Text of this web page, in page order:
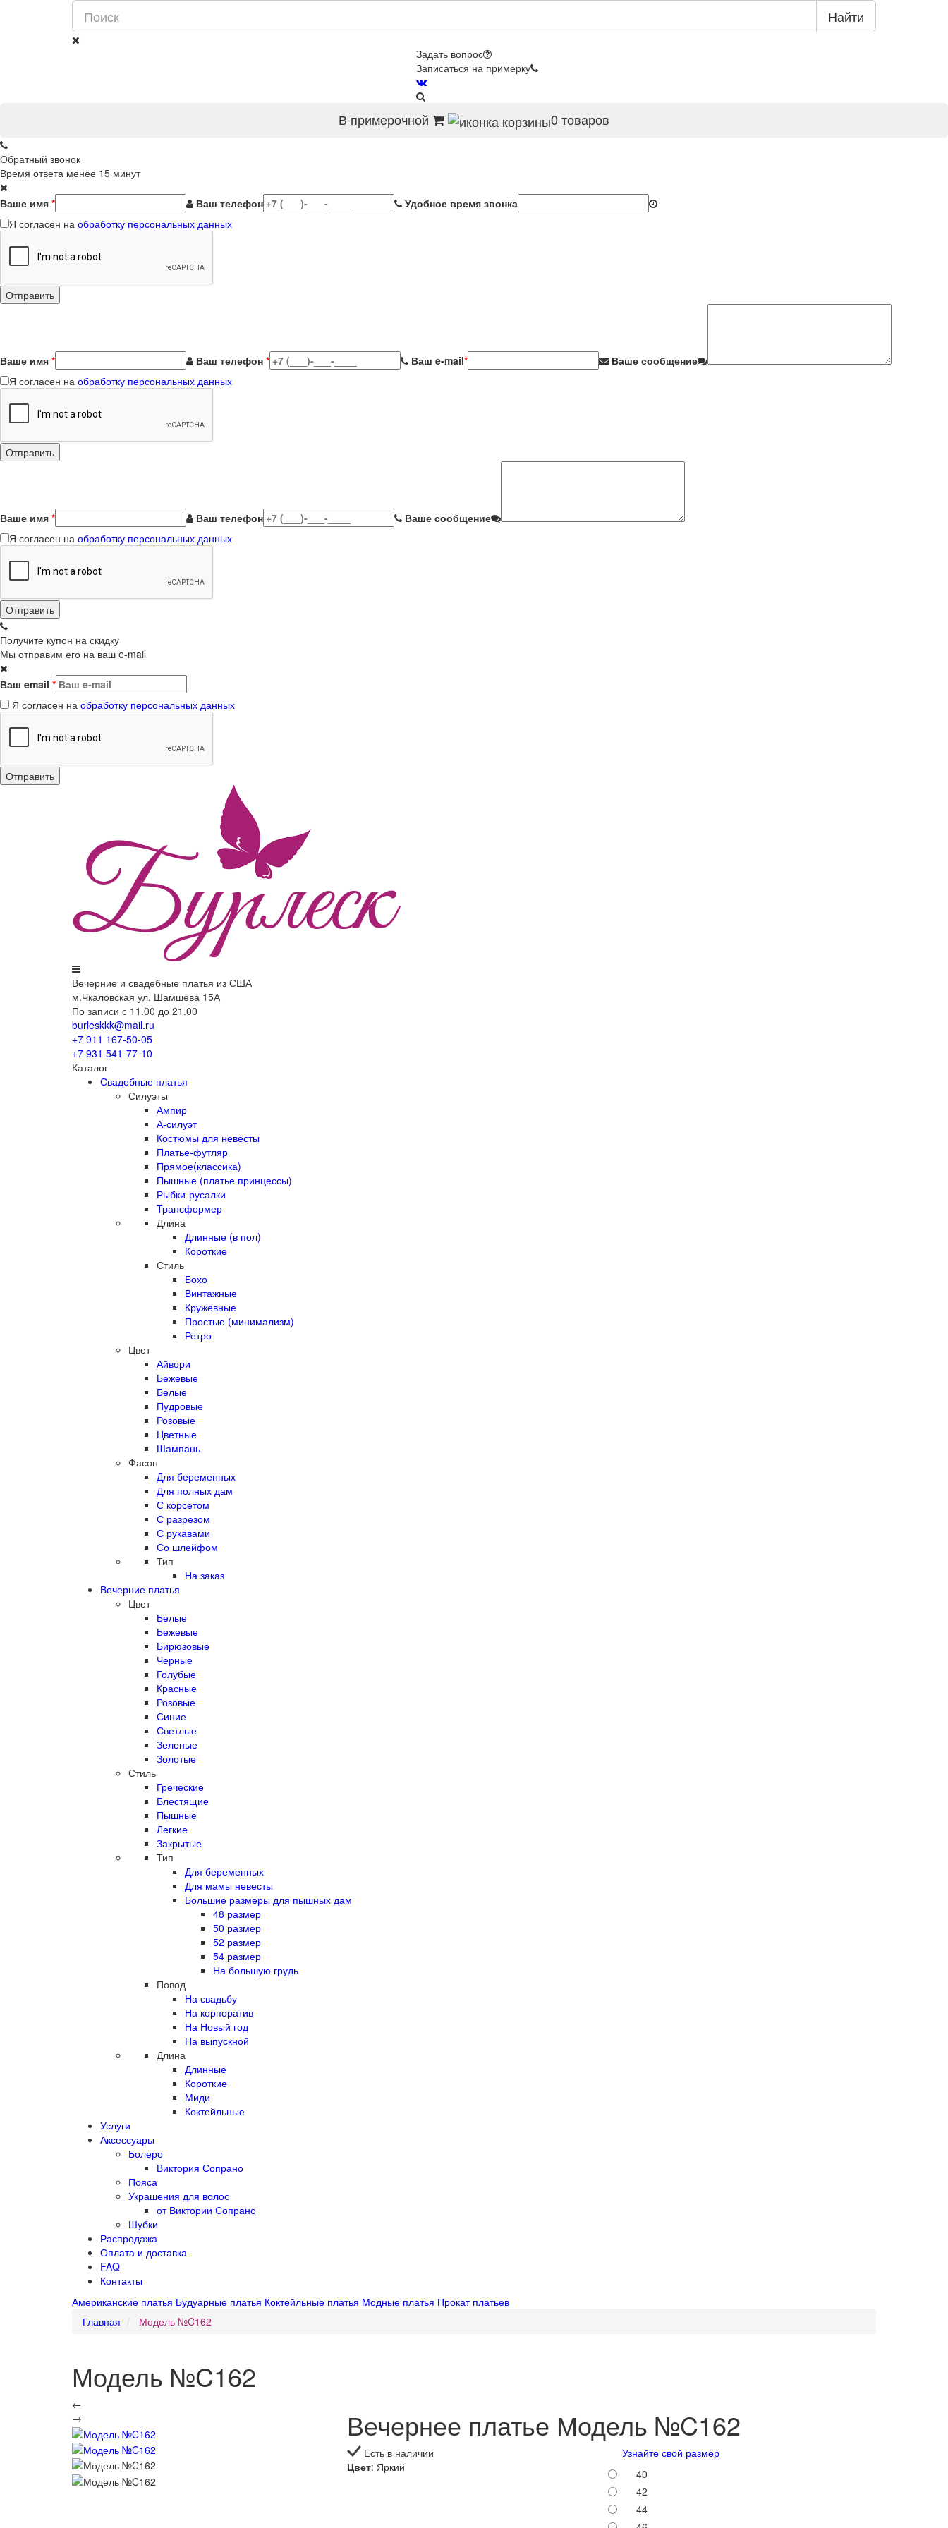
Найти
Задать вопрос
Записаться на примерку
В примерочной 0 товаров
Обратный звонок
Время ответа менее 15 минут
Ваше имя * Ваш телефон
Удобное время звонка
Я согласен на обработку персональных данных
Ваше имя * Ваш телефон * Ваш e-mail*
Ваше сообщение
Я согласен на обработку персональных данных
Ваше имя * Ваш телефон
Ваше сообщение
Я согласен на обработку персональных данных
Получите купон на скидку
Мы отправим его на ваш e-mail
Ваш email *
Я согласен на обработку персональных данных
Вечерние и свадебные платья из США
м.Чкаловская ул. Шамшева 15А
По записи с 11.00 до 21.00
burleskkk@mail.ru
+7 911 167-50-05
+7 931 541-77-10
Каталог
Свадебные платья
Силуэты
Ампир
А-силуэт
Костюмы для невесты
Платье-футляр
Прямое(классика)
Пышные (платье принцессы)
Рыбки-русалки
Трансформер
Длина
Длинные (в пол)
Короткие
Стиль
Бохо
Винтажные
Кружевные
Простые (минимализм)
Ретро
Цвет
Айвори
Бежевые
Белые
Пудровые
Розовые
Цветные
Шампань
Фасон
Для беременных
Для полных дам
С корсетом
С разрезом
С рукавами
Со шлейфом
Тип
На заказ
Вечерние платья
Цвет
Белые
Бежевые
Бирюзовые
Черные
Голубые
Красные
Розовые
Синие
Светлые
Зеленые
Золотые
Стиль
Греческие
Блестящие
Пышные
Легкие
Закрытые
Тип
Для беременных
Для мамы невесты
Большие размеры для пышных дам
48 размер
50 размер
52 размер
54 размер
На большую грудь
Повод
На свадьбу
На корпоратив
На Новый год
На выпускной
Длина
Длинные
Короткие
Миди
Коктейльные
Услуги
Аксессуары
Болеро
Виктория Сопрано
Пояса
Украшения для волос
от Виктории Сопрано
Шубки
Распродажа
Оплата и доставка
FAQ
Контакты
Американские платья Будуарные платья Коктейльные платья Модные платья Прокат платьев
Главная
Модель №C162
Модель №C162
←
→
Вечернее платье Модель №C162
Есть в наличии
Цвет: Яркий
Узнайте свой размер
40
42
44